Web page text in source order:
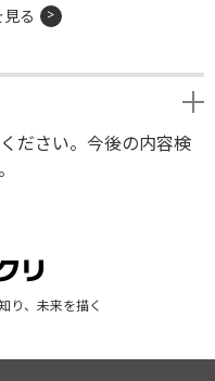
る
ださい。今後の内容検
り、未来を描く